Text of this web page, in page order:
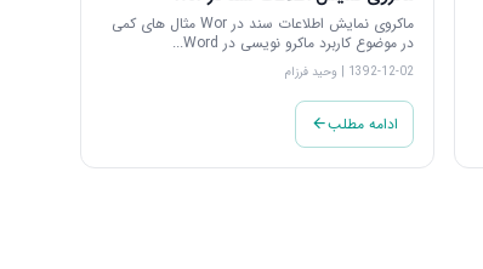
ماکروی نمایش اطلاعات سند در Wor مثال های کمی
در موضوع کاربرد ماکرو نویسی در Word...
1392-12-02 | وحید فرزام
ادامه مطلب